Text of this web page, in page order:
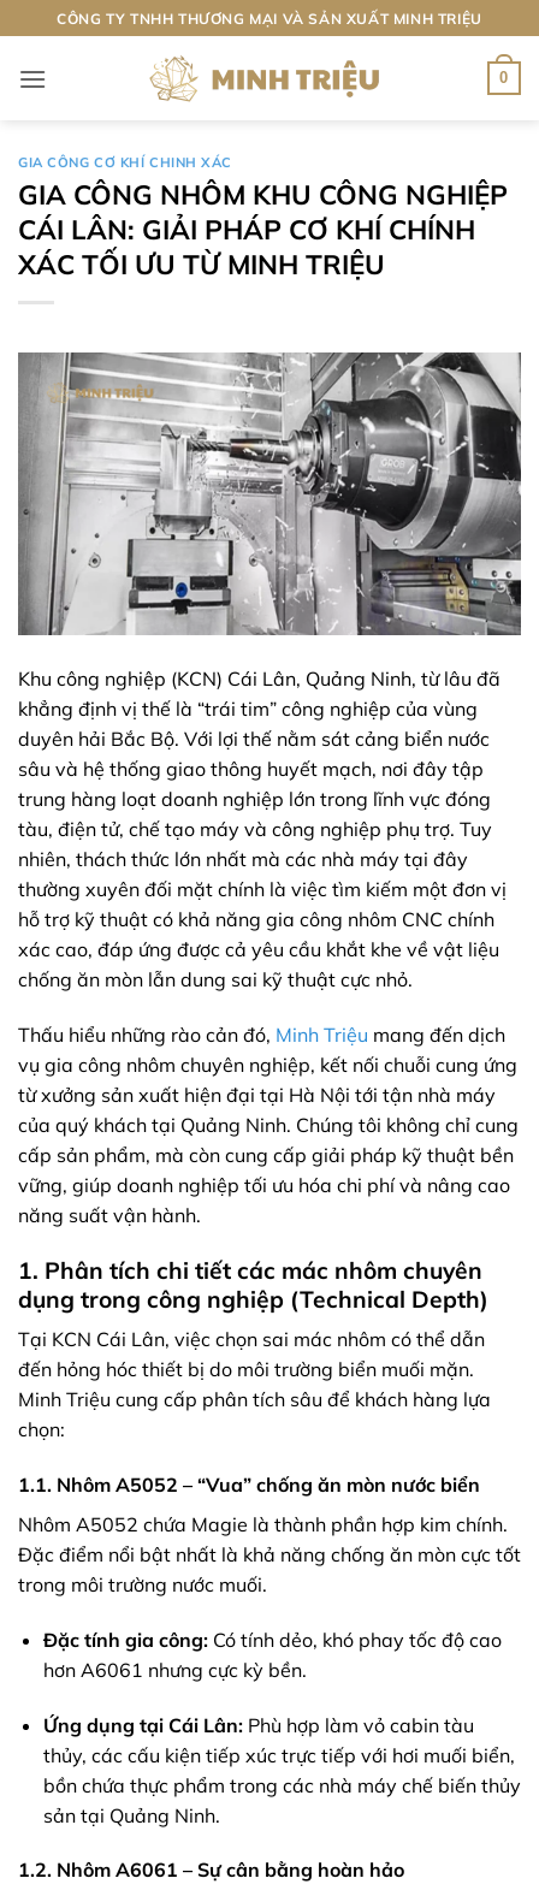
qua
nội
CÔNG TY TNHH THƯƠNG MẠI VÀ SẢN XUẤT MINH TRIỆU
0
GIA CÔNG CƠ KHÍ CHINH XÁC
GIA CÔNG NHÔM KHU CÔNG NGHIỆP
CÁI LÂN: GIẢI PHÁP CƠ KHÍ CHÍNH
XÁC TỐI ƯU TỪ MINH TRIỆU
Khu công nghiệp (KCN) Cái Lân, Quảng Ninh, từ lâu đã
khẳng định vị thế là “trái tim” công nghiệp của vùng
duyên hải Bắc Bộ. Với lợi thế nằm sát cảng biển nước
sâu và hệ thống giao thông huyết mạch, nơi đây tập
trung hàng loạt doanh nghiệp lớn trong lĩnh vực đóng
tàu, điện tử, chế tạo máy và công nghiệp phụ trợ. Tuy
nhiên, thách thức lớn nhất mà các nhà máy tại đây
thường xuyên đối mặt chính là việc tìm kiếm một đơn vị
hỗ trợ kỹ thuật có khả năng gia công nhôm CNC chính
xác cao, đáp ứng được cả yêu cầu khắt khe về vật liệu
chống ăn mòn lẫn dung sai kỹ thuật cực nhỏ.
Thấu hiểu những rào cản đó, Minh Triệu mang đến dịch
vụ gia công nhôm chuyên nghiệp, kết nối chuỗi cung ứng
từ xưởng sản xuất hiện đại tại Hà Nội tới tận nhà máy
của quý khách tại Quảng Ninh. Chúng tôi không chỉ cung
cấp sản phẩm, mà còn cung cấp giải pháp kỹ thuật bền
vững, giúp doanh nghiệp tối ưu hóa chi phí và nâng cao
năng suất vận hành.
1. Phân tích chi tiết các mác nhôm chuyên
dụng trong công nghiệp (Technical Depth)
Tại KCN Cái Lân, việc chọn sai mác nhôm có thể dẫn
đến hỏng hóc thiết bị do môi trường biển muối mặn.
Minh Triệu cung cấp phân tích sâu để khách hàng lựa
chọn:
1.1. Nhôm A5052 – “Vua” chống ăn mòn nước biển
Nhôm A5052 chứa Magie là thành phần hợp kim chính.
Đặc điểm nổi bật nhất là khả năng chống ăn mòn cực tốt
trong môi trường nước muối.
Đặc tính gia công:Có tính dẻo, khó phay tốc độ cao
hơn A6061 nhưng cực kỳ bền.
Ứng dụng tại Cái Lân:Phù hợp làm vỏ cabin tàu
thủy, các cấu kiện tiếp xúc trực tiếp với hơi muối biển,
bồn chứa thực phẩm trong các nhà máy chế biến thủy
sản tại Quảng Ninh.
1.2. Nhôm A6061 – Sự cân bằng hoàn hảo